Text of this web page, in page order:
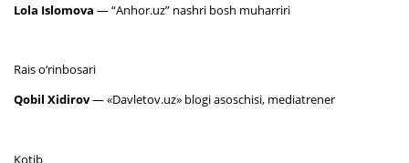
Lola Islomova — “Anhor.uz” nashri bosh muharriri
Rais o‘rinbosari
Qobil Xidirov— «Davletov.uz» blogi asoschisi, mediatrener
Kotib